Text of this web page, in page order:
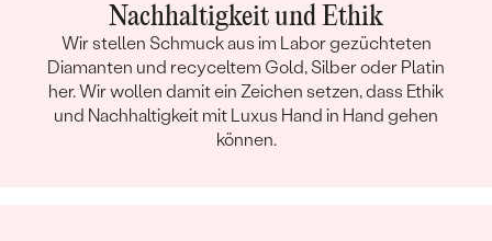
Nachhaltigkeit und Ethik
Wir stellen Schmuck aus im Labor gezüchteten
Diamanten und recyceltem Gold, Silber oder Platin
her. Wir wollen damit ein Zeichen setzen, dass Ethik
und Nachhaltigkeit mit Luxus Hand in Hand gehen
können.